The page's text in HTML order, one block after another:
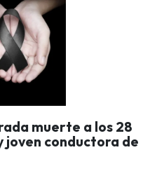
muerte a los 28
joven conductora de